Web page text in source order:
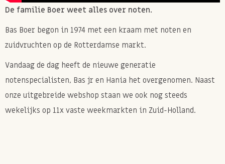
Alleen natuurlijke suikers uit appeldiksap en
toegevoegd.
Ja, deze muesli is volledig plantaardig.
Zit er gluten in deze muesli?
De haver is van nature glutenvrij, maar kan sporen
De familie Boer weet alles over noten.
Bas Boer begon in 1974 met een kraam met noten en
zuidvruchten op de Rotterdamse markt.
Vandaag de dag heeft de nieuwe generatie
notenspecialisten, Bas jr en Hania het overgenomen. Naast
onze uitgebreide webshop staan we ook nog steeds
wekelijks op 11x vaste weekmarkten in Zuid-Holland.